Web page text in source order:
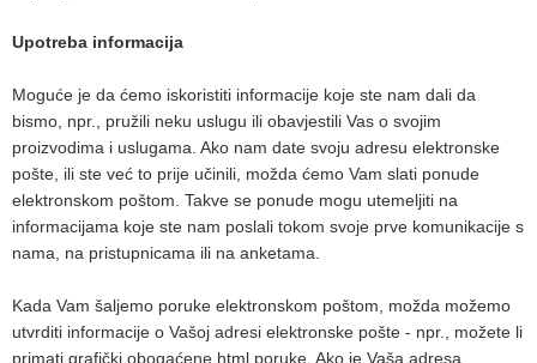
Upotreba informacija
Moguće je da ćemo iskoristiti informacije koje ste nam dali da
bismo, npr., pružili neku uslugu ili obavjestili Vas o svojim
proizvodima i uslugama. Ako nam date svoju adresu elektronske
pošte, ili ste već to prije učinili, možda ćemo Vam slati ponude
elektronskom poštom. Takve se ponude mogu utemeljiti na
informacijama koje ste nam poslali tokom svoje prve komunikacije s
nama, na pristupnicama ili na anketama.
Kada Vam šaljemo poruke elektronskom poštom, možda možemo
utvrditi informacije o Vašoj adresi elektronske pošte - npr., možete li
primati grafički obogaćene html poruke. Ako je Vaša adresa